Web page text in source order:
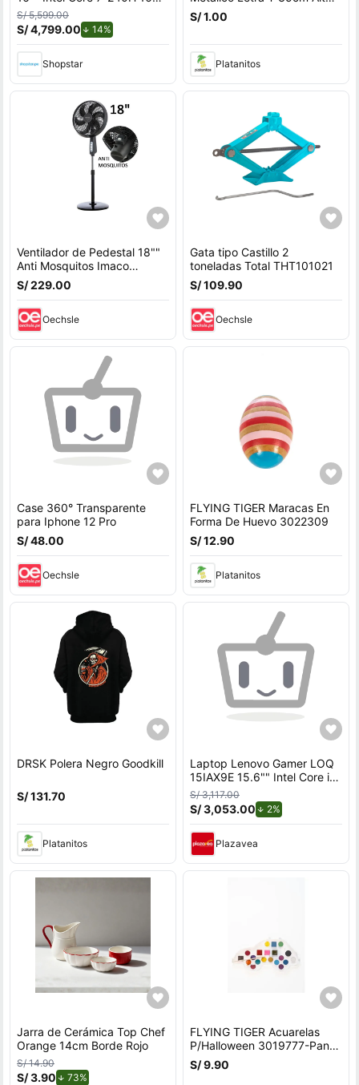
512GB SSD RTX5050
S/ 5,599.00
S/ 4,799.00 14%
Shopstar
P/Cumple 3014370
S/ 1.00
Platanitos
Ventilador de Pedestal 18""
Anti Mosquitos Imaco
FSM7518MK 85W
S/ 229.00
Oechsle
Gata tipo Castillo 2
toneladas Total THT101021
S/ 109.90
Oechsle
Case 360° Transparente
para Iphone 12 Pro
S/ 48.00
Oechsle
FLYING TIGER Maracas En
Forma De Huevo 3022309
S/ 12.90
Platanitos
DRSK Polera Negro Goodkill
S/ 131.70
Platanitos
Laptop Lenovo Gamer LOQ
15IAX9E 15.6"" Intel Core i5
512GB SSD 8GB NVIDIA
RTX2050
S/ 3,117.00
S/ 3,053.00 2%de descuento.
Plazavea
Jarra de Cerámica Top Chef
Orange 14cm Borde Rojo
S/ 14.90
S/ 3.90 73%
FLYING TIGER Acuarelas
P/Halloween 3019777-Pant-
A
S/ 9.90